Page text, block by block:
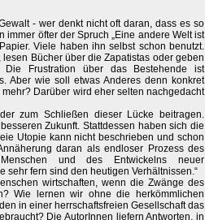
- wer denkt nicht oft daran, dass es so
öfter der Spruch „Eine andere Welt ist
Viele haben ihn selbst schon benutzt.
Bücher über die Zapatistas oder geben
Frustration über das Bestehende ist
Aber wie soll etwas Anderes denn konkret
Darüber wird eher selten nachgedacht
zum Schließen dieser Lücke beitragen.
Zukunft. Stattdessen haben sich die
Utopie kann nicht beschrieben und schon
daran als endloser Prozess des
und des Entwickelns neuer
fern sind den heutigen Verhältnissen.“
wirtschaften, wenn die Zwänge des
Wie lernen wir ohne die herkömmlichen
in einer herrschaftsfreien Gesellschaft das
Die AutorInnen liefern Antworten, in